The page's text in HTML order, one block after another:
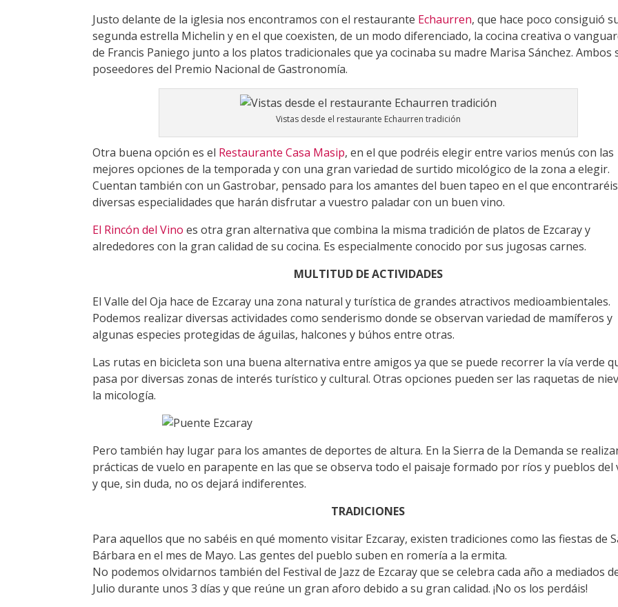
Justo delante de la iglesia nos encontramos con el restaurante Echaurren, que hace poco consiguió
segunda estrella Michelin y en el que coexisten, de un modo diferenciado, la cocina creativa o
de Francis Paniego junto a los platos tradicionales que ya cocinaba su madre Marisa Sánchez. Ambos
poseedores del Premio Nacional de Gastronomía.
Vistas desde el restaurante Echaurren tradición
Otra buena opción es el Restaurante Casa Masip, en el que podréis elegir entre varios menús con las
mejores opciones de la temporada y con una gran variedad de surtido micológico de la zona a elegir.
Cuentan también con un Gastrobar, pensado para los amantes del buen tapeo en el que encontraréis
diversas especialidades que harán disfrutar a vuestro paladar con un buen vino.
El Rincón del Vino es otra gran alternativa que combina la misma tradición de platos de Ezcaray y
alrededores con la gran calidad de su cocina. Es especialmente conocido por sus jugosas carnes.
MULTITUD DE ACTIVIDADES
El Valle del Oja hace de Ezcaray una zona natural y turística de grandes atractivos medioambientales.
Podemos realizar diversas actividades como senderismo donde se observan variedad de mamíferos y
algunas especies protegidas de águilas, halcones y búhos entre otras.
Las rutas en bicicleta son una buena alternativa entre amigos ya que se puede recorrer la vía verde
pasa por diversas zonas de interés turístico y cultural. Otras opciones pueden ser las raquetas de
la micología.
Pero también hay lugar para los amantes de deportes de altura. En la Sierra de la Demanda se
prácticas de vuelo en parapente en las que se observa todo el paisaje formado por ríos y pueblos del
y que, sin duda, no os dejará indiferentes.
TRADICIONES
Para aquellos que no sabéis en qué momento visitar Ezcaray, existen tradiciones como las fiestas de
Bárbara en el mes de Mayo. Las gentes del pueblo suben en romería a la ermita.
No podemos olvidarnos también del Festival de Jazz de Ezcaray que se celebra cada año a mediados
Julio durante unos 3 días y que reúne un gran aforo debido a su gran calidad. ¡No os los perdáis!